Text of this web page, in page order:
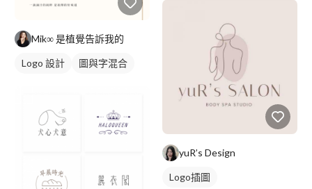
Mik∞ 是植覺告訴我的
Logo 設計 圖與字混合
yuR’s Design
Logo插圖